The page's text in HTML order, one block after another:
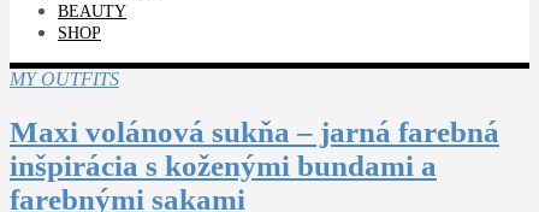
BEAUTY
SHOP
MY OUTFITS
Maxi volánová sukňa – jarná farebná
inšpirácia s koženými bundami a
farebnými sakami